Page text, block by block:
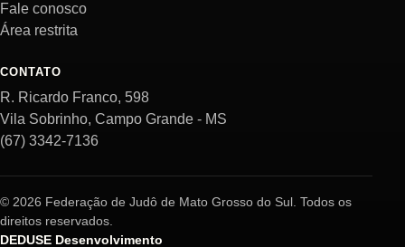
Fale conosco
Área restrita
CONTATO
R. Ricardo Franco, 598
Vila Sobrinho, Campo Grande - MS
(67) 3342-7136
© 2026 Federação de Judô de Mato Grosso do Sul. Todos os
direitos reservados.
DEDUSE Desenvolvimento